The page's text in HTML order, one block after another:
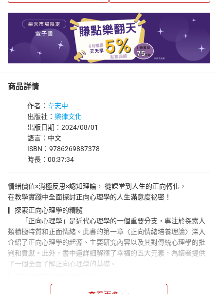
商品詳情
作者： 韋志中
出版社： 樂律文化
出版日期：2024/08/01
語言：中文
ISBN：9786269887378
時長：00:37:34
情緒價值×消極反思×認知理論， 從課堂到人生的正向轉化，
在教學實踐中全面探討正向心理學的人生滿意度祕密！
▎探索正向心理學的精髓
「正向心理學」是近代心理學的一個重要分支，專注於探索人
類積極特質和正面情緒。此書的第一章〈正向情緒培養理論〉深入
介紹了正向心理學的起源、主要研究內容以及其對傳統心理學的批
判和貢獻。此外，書中還詳細解釋了幸福的五大元素，為讀者提供
了一個全面了解正向心理學的基礎。
第二章〈正向情緒培養實錄〉轉入實踐層面，透過六個不同主